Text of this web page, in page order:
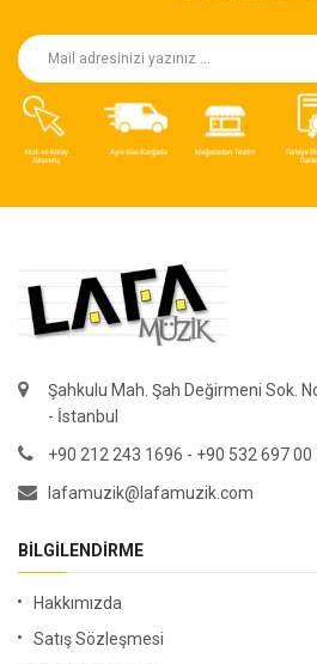
Şahkulu Mah. Şah Değirmeni Sok.
- İstanbul
+90 212 243 1696 - +90 532 697 00
lafamuzik@lafamuzik.com
BILGILENDIRME
Hakkımızda
Satış Sözleşmesi